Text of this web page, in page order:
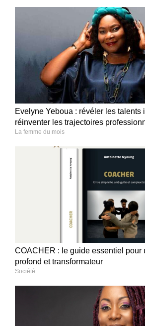
Evelyne Yeboua : révéler les talents
réinventer les trajectoires
La femme du mois
COACHER : le guide essentiel pour
profond et transformateur
Société